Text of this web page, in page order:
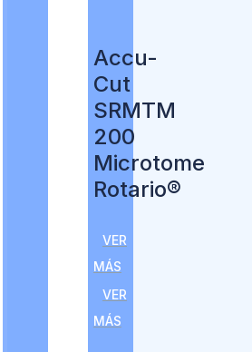
Accu-
Cut
SRMTM
200
Microtome
Rotario®
VER
MÁS
VER
MÁS